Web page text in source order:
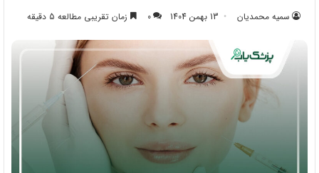
سمیه محمدیان 13 بهمن 1404 0 زمان تقریبی مطالعه 5 دقیقه